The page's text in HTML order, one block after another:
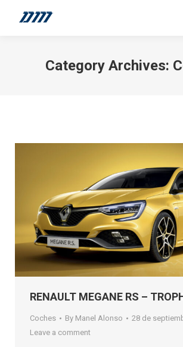
Category Archives:
RENAULT MEGANE RS –
Coches By Manel Alonso
28 de
Leave a comment